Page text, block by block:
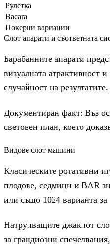
Рулетка
Bacara
Покерни вариации
Слот апарати и съответната
Барабанните апарати
визуалната атрактивност
случайност на резултатите.
Документиран факт: Въз
световен план, което
Видове слот машини
Класическите ротативни
плодове, седмици и BAR
или също 1024 варианта
Натрупващите джакпот
за грандиозни